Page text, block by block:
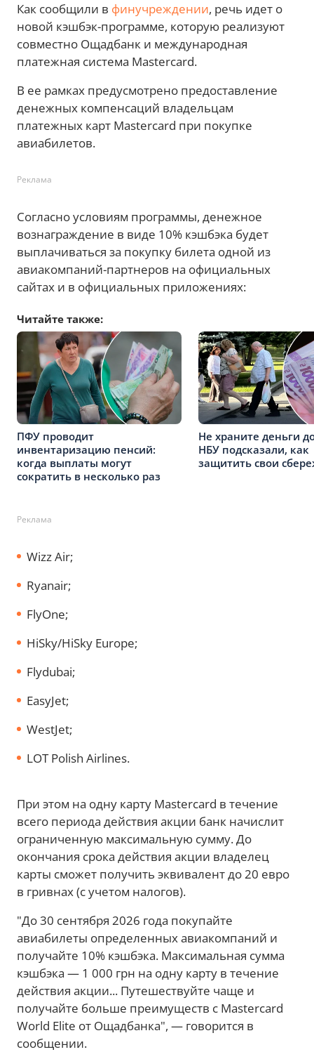
Как сообщили в финучреждении, речь идет о
новой кэшбэк-программе, которую реализуют
совместно Ощадбанк и международная
платежная система Mastercard.
В ее рамках предусмотрено предоставление
денежных компенсаций владельцам
платежных карт Mastercard при покупке
авиабилетов.
Реклама
Согласно условиям программы, денежное
вознаграждение в виде 10% кэшбэка будет
выплачиваться за покупку билета одной из
авиакомпаний-партнеров на официальных
сайтах и в официальных приложениях:
Читайте также:
ПФУ проводит
инвентаризацию пенсий:
когда выплаты могут
сократить в несколько раз
Не храните деньги
НБУ подсказали, как
защитить свои
Реклама
Wizz Air;
Ryanair;
FlyOne;
HiSky/HiSky Europe;
Flydubai;
EasyJet;
WestJet;
LOT Polish Airlines.
При этом на одну карту Mastercard в течение
всего периода действия акции банк начислит
ограниченную максимальную сумму. До
окончания срока действия акции владелец
карты сможет получить эквивалент до 20 евро
в гривнах (с учетом налогов).
"До 30 сентября 2026 года покупайте
авиабилеты определенных авиакомпаний и
получайте 10% кэшбэка. Максимальная сумма
кэшбэка — 1 000 грн на одну карту в течение
действия акции... Путешествуйте чаще и
получайте больше преимуществ с Mastercard
World Elite от Ощадбанка", — говорится в
сообщении.